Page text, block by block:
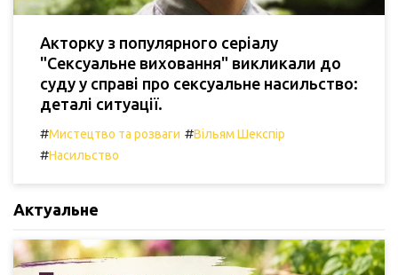
Акторку з популярного серіалу
"Сексуальне виховання" викликали до
суду у справі про сексуальне насильство:
деталі ситуації.
#Мистецтво та розваги #Вільям Шекспір
#Насильство
Актуальне